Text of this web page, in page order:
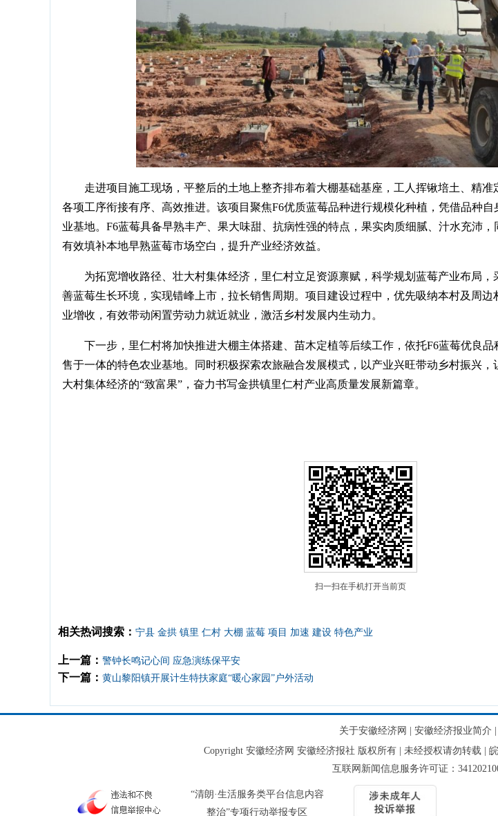
走进项目施工现场，平整后的土地上整齐排布着大棚基础基座，工人挥锹培土、精准
各项工序衔接有序、高效推进。该项目聚焦F6优质蓝莓品种进行规模化种植，凭借品种
业基地。F6蓝莓具备早熟丰产、果大味甜、抗病性强的特点，果实肉质细腻、汁水充沛
有效填补本地早熟蓝莓市场空白，提升产业经济效益。
为拓宽增收路径、壮大村集体经济，里仁村立足资源禀赋，科学规划蓝莓产业布局
善蓝莓生长环境，实现错峰上市，拉长销售周期。项目建设过程中，优先吸纳本村及周
业增收，有效带动闲置劳动力就近就业，激活乡村发展内生动力。
下一步，里仁村将加快推进大棚主体搭建、苗木定植等后续工作，依托F6蓝莓优良
售于一体的特色农业基地。同时积极探索农旅融合发展模式，以产业兴旺带动乡村振兴
大村集体经济的“致富果”，奋力书写金拱镇里仁村产业高质量发展新篇章。
扫一扫在手机打开当前页
相关热词搜索： 宁县 金拱 镇里 仁村 大棚 蓝莓 项目 加速 建设 特色产业
上一篇： 警钟长鸣记心间 应急演练保平安
下一篇： 黄山黎阳镇开展计生特扶家庭“暖心家园”户外活动
关于安徽经济网 安徽经济报业简介
Copyright 安徽经济网 安徽经济报社 版权所有 | 未经授权请勿转载 |
互联网新闻信息服务许可证：
“清朗·生活服务类平台信息内容
整治”专项行动举报专区